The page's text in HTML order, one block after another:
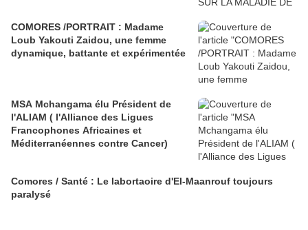
COMORES /PORTRAIT : Madame
Loub Yakouti Zaidou, une femme
dynamique, battante et expérimentée
MSA Mchangama élu Président de
l'ALIAM ( l'Alliance des Ligues
Francophones Africaines et
Méditerranéennes contre Cancer)
Comores / Santé : Le labortaoire d'El-Maanrouf toujours
paralysé